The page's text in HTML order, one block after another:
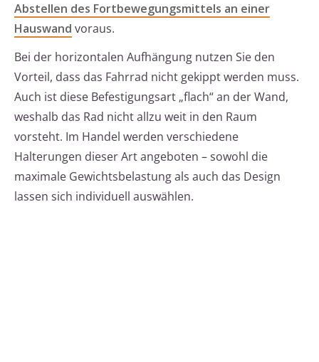
Abstellen des Fortbewegungsmittels an einer
Hauswand voraus.
Bei der horizontalen Aufhängung nutzen Sie den
Vorteil, dass das Fahrrad nicht gekippt werden muss.
Auch ist diese Befestigungsart „flach“ an der Wand,
weshalb das Rad nicht allzu weit in den Raum
vorsteht. Im Handel werden verschiedene
Halterungen dieser Art angeboten – sowohl die
maximale Gewichtsbelastung als auch das Design
lassen sich individuell auswählen.